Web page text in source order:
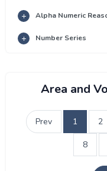
Alpha Numeric
Number Series
Area and
Prev 1 2
8